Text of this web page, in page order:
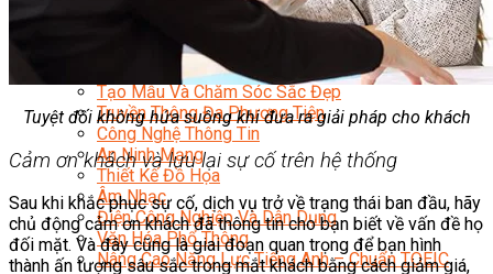
Quản Lý Kinh Doanh Nhà Hàng Và Dịch Vụ Ăn Uống
Quản Trị Lữ Hành
Tạo Mẫu Và Chăm Sóc Sắc Đẹp
Truyền Thông Đa Phương Tiện
Công Nghệ Thông Tin
An Ninh Mạng
Thiết Kế Đồ Họa
Âm Nhạc
Điện Công Nghiệp Và Dân Dụng
Văn Hóa Phổ Thông
Nâng Cao Năng Lực Tiếng Anh – Chuẩn TOEIC
Tuyệt đối không hứa suông khi đưa ra giải pháp cho khách
Cảm ơn khách và lưu lại sự cố trên hệ thống
Sau khi khắc phục sự cố, dịch vụ trở về trạng thái ban đầu, hãy
chủ động cảm ơn khách đã thông tin cho bạn biết về vấn đề họ
đối mặt. Và đây cũng là giai đoạn quan trọng để bạn hình
thành ấn tượng sâu sắc trong mắt khách bằng cách giảm giá,